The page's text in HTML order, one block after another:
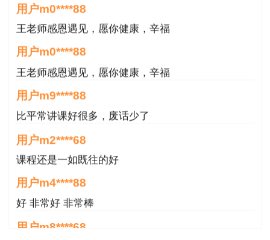
23.根据《标准监理招标文件》，下列合同文
件解释的优先顺序中，正确的是（ ）。
A.监理大纲→委托人要求→监理报酬清单
B.中标通知书→合同协议书→专用合同条款
D.委托人要求→专用合同条款→监理大纲
【答案】C
用户m0****88
王老师感恩遇见，愿你健康，辛福
用户m0****88
王老师感恩遇见，愿你健康，辛福
用户m9****88
比平常讲课好很多，废话少了
用户m2****68
课程还是一如既往的好
用户m4****88
好 非常好 非常棒
用户m8****68